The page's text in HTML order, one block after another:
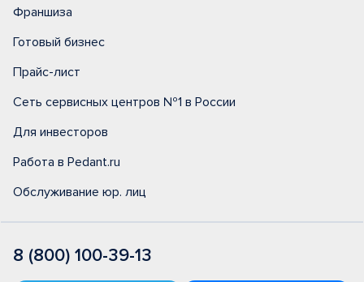
Франшиза
Готовый бизнес
Прайс-лист
Сеть сервисных центров №1 в России
Для инвесторов
Работа в Pedant.ru
Обслуживание юр. лиц
8 (800) 100-39-13